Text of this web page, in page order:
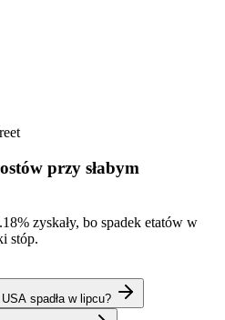
przy słabym
zyskały, bo spadek etatów w
stóp.
spadła w lipcu?